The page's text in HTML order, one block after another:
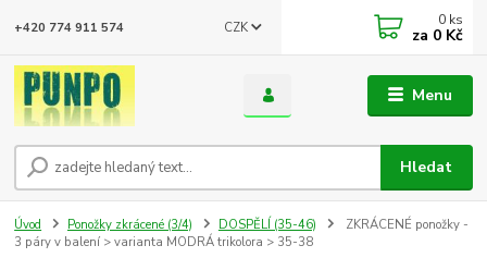
Menu
CZK
Hledat
+420 774 911 574 0 ks
za 0 Kč
Úvod Ponožky zkrácené (3/4) DOSPĚLÍ (35-46)
ZKRÁCENÉ ponožky -
3 páry v balení > varianta MODRÁ trikolora > 35-38